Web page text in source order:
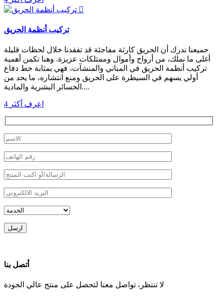

تركيب أنظمة الحريق
جميعنا ندرك أن الحريق كارثة مفاجئة قد تفقدنا خلال لحظات قليلة
أغلى ما نملك، من أرواح وأموال وممتلكات عزيزة. وهنا تكمن أهمية
تركيب أنظمة الحريق في المباني والمنشآت، فهي بمثابة خط دفاع
أولي يسهم في السيطرة على الحريق ومنع انتشاره، ما يحد من
الخسائر البشرية والمادية....
اعرف أكثر 4
ارسل
أتصل بنا
لا تنتظر، تواصل معنا لتحصل على منتج عالي الجودة